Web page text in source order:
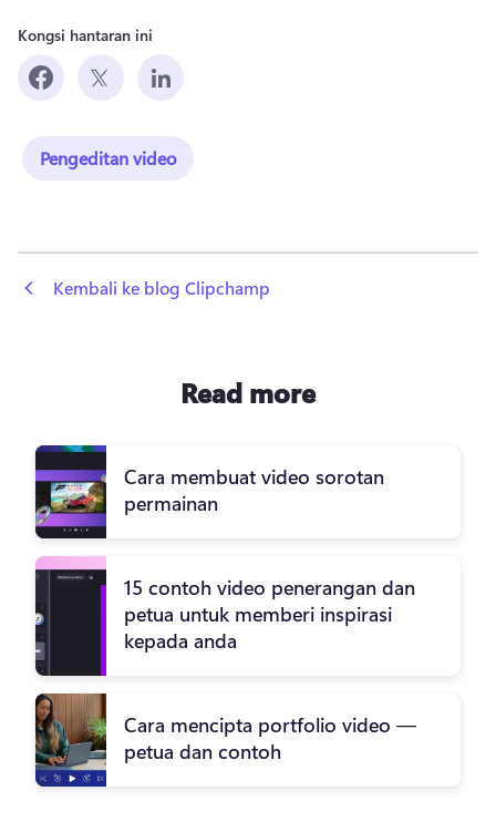
Kongsi hantaran ini
Pengeditan video
Kembali ke blog Clipchamp
Read more
Cara membuat video sorotan
permainan
15 contoh video penerangan dan
petua untuk memberi inspirasi
kepada anda
Cara mencipta portfolio video —
petua dan contoh